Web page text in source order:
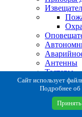
Антенны
Тестеры
Система
Сайт использует
Подробнее об
Принять